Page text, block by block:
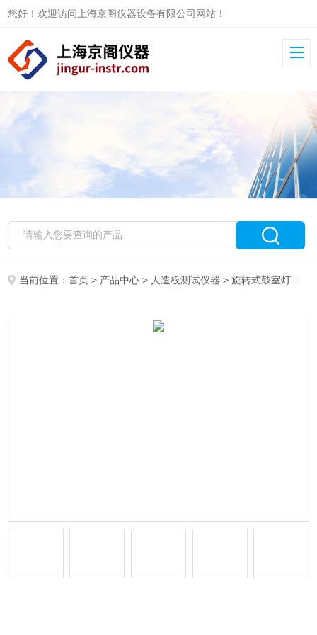
您好！欢迎访问上海京阁仪器设备有限公司网站！
当前位置：首页 > 产品中心 > 人造板测试仪器 >旋转式鼓室灯照装置